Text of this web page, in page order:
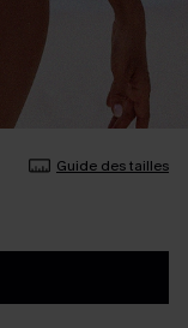
Guide des tailles